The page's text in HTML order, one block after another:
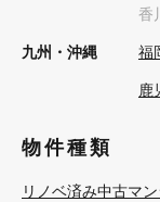
香
九州・沖縄 福
鹿
物件種類
リノベ済み中古マ